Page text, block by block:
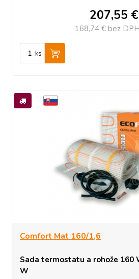
207,55 €
168,74 € bez
ks
Comfort Mat 160/1,6
Sada termostatu a rohože 160
W